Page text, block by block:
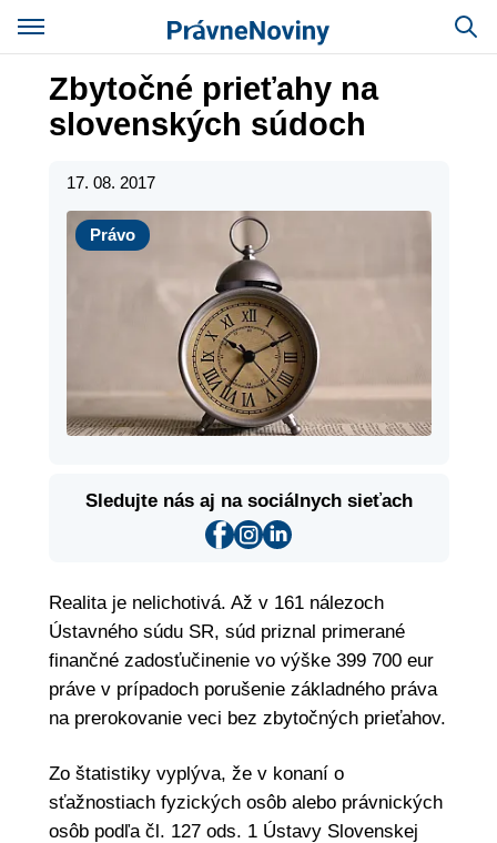
Zbytočné prieťahy na
slovenských súdoch
17. 08. 2017
Právo
Právo
Sledujte nás aj na sociálnych sieťach
Realita je nelichotivá. Až v 161 nálezoch
Ústavného súdu SR, súd priznal primerané
finančné zadosťučinenie vo výške 399 700 eur
práve v prípadoch porušenie základného práva
na prerokovanie veci bez zbytočných prieťahov.
Zo štatistiky vyplýva, že v konaní o
sťažnostiach fyzických osôb alebo právnických
osôb podľa čl. 127 ods. 1 Ústavy Slovenskej